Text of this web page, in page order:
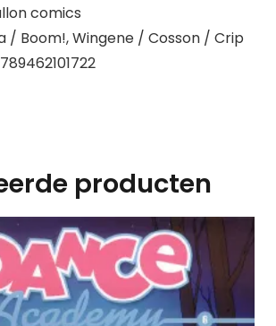
comics
/ Boom!, Wingene / Cosson / Crip
producten